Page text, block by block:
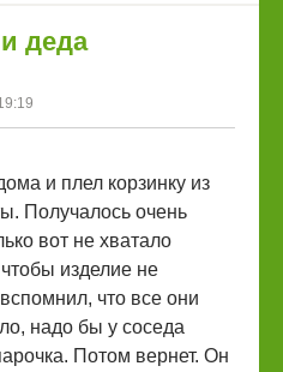
деда
и плел корзинку из
Получалось очень
вот не хватало
изделие не
что все они
надо бы у соседа
Потом вернет. Он